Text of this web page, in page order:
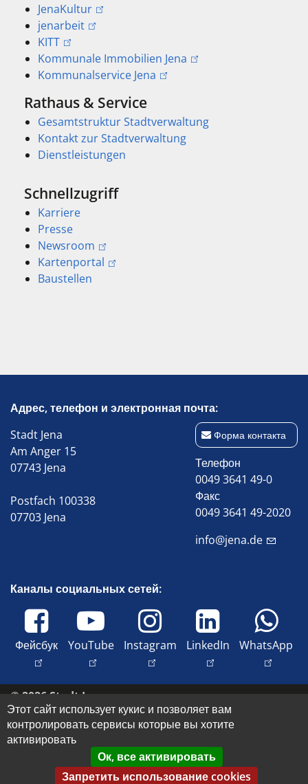
JenaKultur
jenarbeit
KITT
Kommunale Immobilien Jena
Kommunalservice Jena
Rathaus & Service
Gesamtstruktur Stadtverwaltung
Kontakt zur Stadtverwaltung
Dienstleistungen
Schnellzugriff
Karriere
Presse
Newsroom
Kartenportal
Baustellen
Адрес, телефон и электронная почта:
Stadt Jena
Am Anger 15
07743 Jena
Postfach 100338
07703 Jena
Форма контакта
Телефон
0049 3641 49-0
Факс
0049 3641 49-2020
info@jena.de
Каналы социальных сетей:
Фейсбук YouTube Instagram LinkedIn WhatsApp
© 2026 Stadt Jena
Свяжитесь с нами
Доступность
Защита данных
Этот сайт использует кукис и позволяет вам
контролировать сервисы которые вы хотите
активировать
Ок, все активировать
Запретить использование cookies